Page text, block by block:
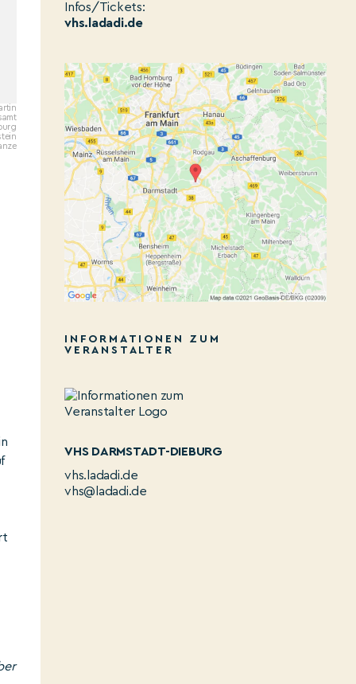
Infos/Tickets:
vhs.ladadi.de
INFORMATIONEN ZUM
VERANSTALTER
VHS DARMSTADT-DIEBURG
vhs.ladadi.de
vhs@ladadi.de